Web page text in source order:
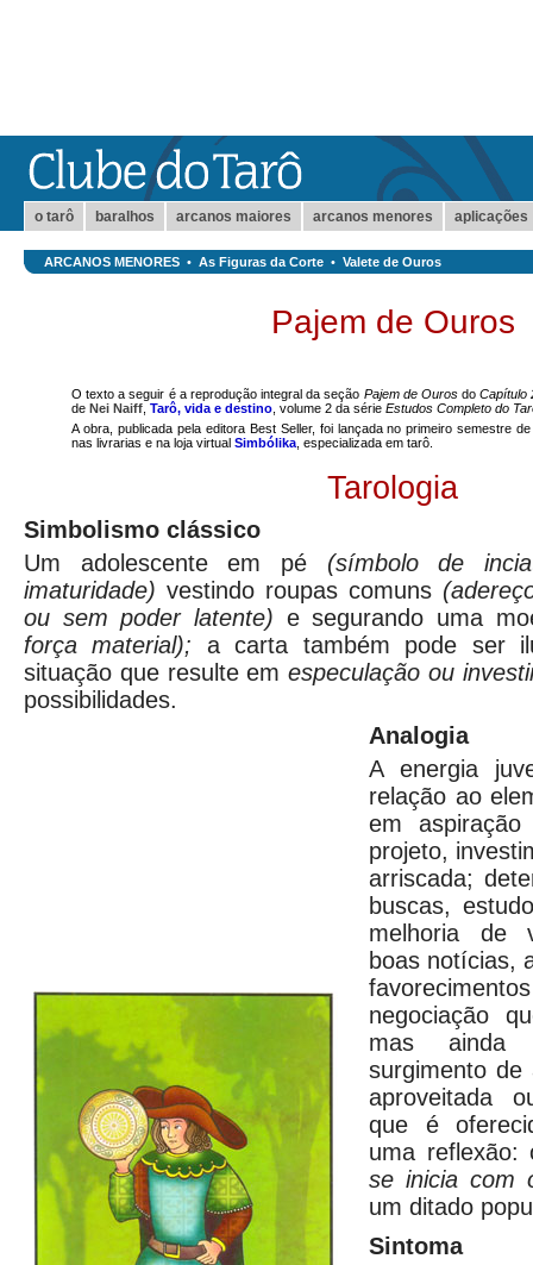
o tarô baralhos arcanos maiores arcanos menores aplicações
ARCANOS MENORES • As Figuras da Corte • Valete de Ouros
Pajem de Ouros
O texto a seguir é a reprodução integral da seção Pajem de OurosdoCapítulo
de Nei Naiff Tarô, vida e destino , volume 2 da série Estudos Completo do
A obra, publicada pela editora Best Seller, foi lançada no primeiro semestre
nas livrarias e na loja virtual Simbólika , especializada em tarô.
Tarologia
Simbolismo clássico
Um adolescente em pé (símbolo de
imaturidade) vestindo roupas comuns
ou sem poder latente) e segurando uma
forçamaterial); a carta também pode ser
situação que resulte em especulação ou
possibilidades.
Analogia
A energia
relação ao
em
projeto,
arriscada;
buscas,
melhoria de
boas notícias,
negociação
mas ainda
surgimento
aproveitada
que é
uma
se inicia com
um ditado
Sintoma